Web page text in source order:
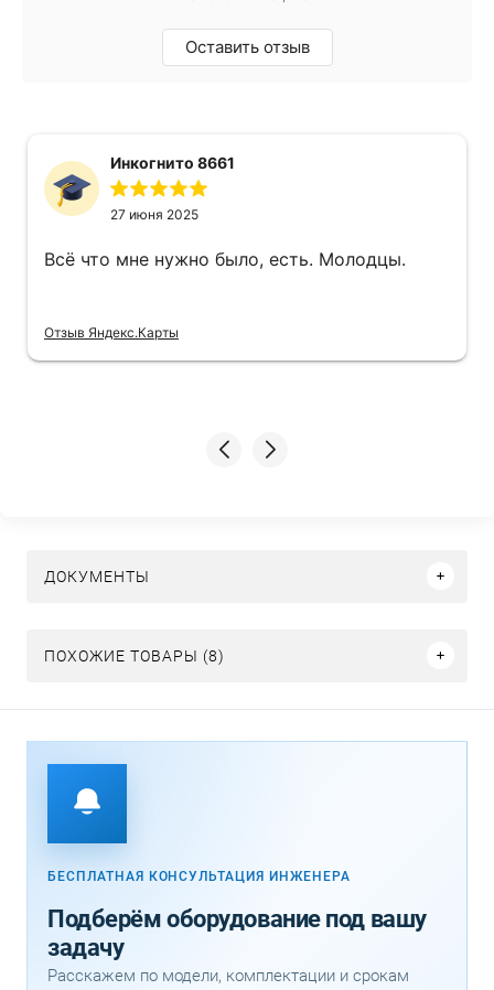
Оставить отзыв
Инкогнито 8661
27 июня 2025
Всё что мне нужно было, есть. Молодцы.
Отзыв Яндекс.Карты
ДОКУМЕНТЫ
ПОХОЖИЕ ТОВАРЫ (8)
БЕСПЛАТНАЯ КОНСУЛЬТАЦИЯ ИНЖЕНЕРА
Подберём оборудование под вашу
задачу
Расскажем по модели, комплектации и срокам